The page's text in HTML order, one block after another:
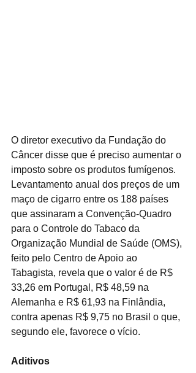
O diretor executivo da Fundação do
Câncer disse que é preciso aumentar o
imposto sobre os produtos fumígenos.
Levantamento anual dos preços de um
maço de cigarro entre os 188 países
que assinaram a Convenção-Quadro
para o Controle do Tabaco da
Organização Mundial de Saúde (OMS),
feito pelo Centro de Apoio ao
Tabagista, revela que o valor é de R$
33,26 em Portugal, R$ 48,59 na
Alemanha e R$ 61,93 na Finlândia,
contra apenas R$ 9,75 no Brasil o que,
segundo ele, favorece o vício.
Aditivos